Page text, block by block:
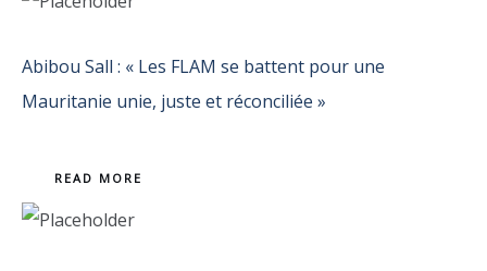
Abibou Sall : « Les FLAM se battent pour une
Mauritanie unie, juste et réconciliée »
READ MORE